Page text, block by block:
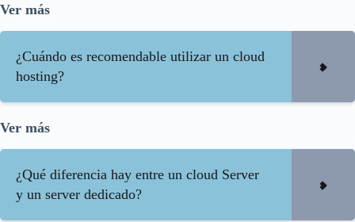
Ver más
¿Cuándo es recomendable utilizar un cloud
hosting?
Ver más
¿Qué diferencia hay entre un cloud Server
y un server dedicado?